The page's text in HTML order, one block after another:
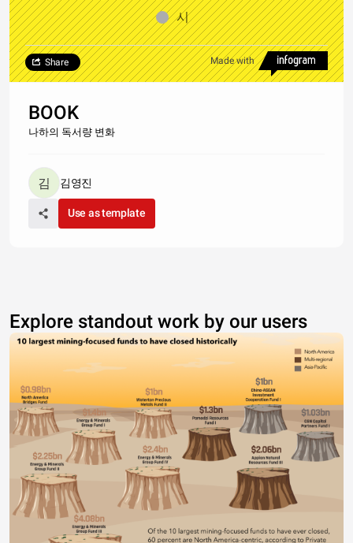
시
Made with
Share
BOOK
나하의 독서량 변화
김영진
Use as template
Explore standout work by our users